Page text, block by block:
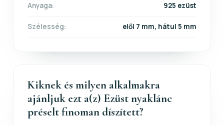
Anyaga: 925 ezüst
Szélesség: elől 7 mm, hátul 5 mm
Kiknek és milyen alkalmakra
ajánljuk ezt a(z) Ezüst nyaklánc
préselt finoman díszített?